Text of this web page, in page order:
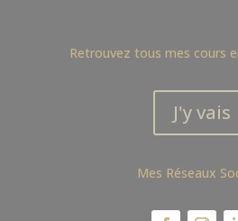
Retrouvez tous mes cours
J'y vais
Mes Réseaux